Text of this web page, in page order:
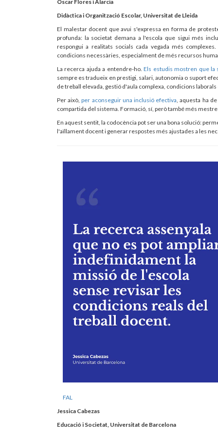
Òscar Flores i Alarcia
Didàctica i Organització Escolar, Universitat de Lleida
El malestar docent que avui s'expressa en forma de
profunda: la societat demana a l'escola que sigui més
respongui a realitats socials cada vegada més
condicions necessàries, especialment de més recursos
La recerca ajuda a entendre-ho.Els estudis mostren que la
sempre es tradueix en prestigi, salari, autonomia o suport
de treball elevada, gestió d'aula complexa, condicions
Per això,per aconseguir una inclusió efectiva , aquesta ha
compartida del sistema. Formació, sí, però també més
En aquest sentit, la codocència pot ser una bona solució:
l'aïllament docent i generar respostes més ajustades a les
FAL
Jessica Cabezas
Educació i Societat, Universitat de Barcelona